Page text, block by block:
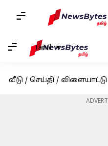
Tamil
வீடு / செய்தி / விளையாட்டு